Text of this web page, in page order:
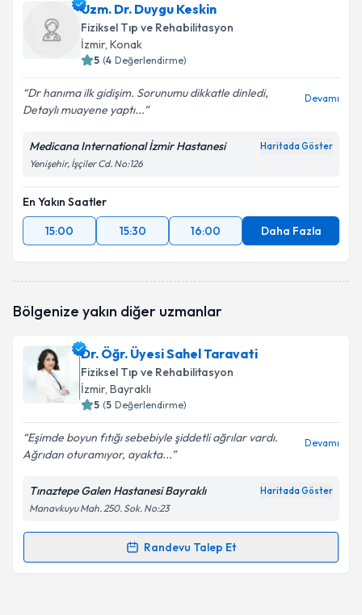
Uzm. Dr. Duygu Keskin
Fiziksel Tıp ve Rehabilitasyon
İzmir, Konak
5 (4 Değerlendirme)
Dr hanıma ilk gidişim. Sorunumu dikkatle dinledi,
Detaylı muayene yaptı...
Devamı
Medicana International İzmir Hastanesi Haritada Göster
Yenişehir, İşçiler Cd. No:126
En Yakın Saatler
15:00
15:30 16:00 Daha Fazla
Bölgenize yakın diğer uzmanlar
Dr. Öğr. Üyesi Sahel Taravati
Fiziksel Tıp ve Rehabilitasyon
İzmir, Bayraklı
5 (5 Değerlendirme)
Eşimde boyun fıtığı sebebiyle şiddetli ağrılar vardı.
Ağrıdan oturamıyor, ayakta...
Devamı
Tınaztepe Galen Hastanesi Bayraklı Haritada Göster
Manavkuyu Mah. 250. Sok. No:23
Randevu Talep Et
Randevu Takvimi Talebi